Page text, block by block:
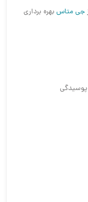
جی متاسبهره برداری